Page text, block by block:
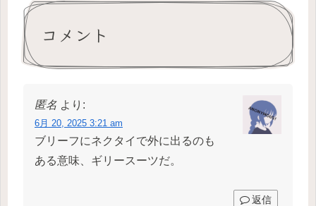
コメント
匿名 より:
6月 20, 2025 3:21 am
ブリーフにネクタイで外に出るのも
ある意味、ギリースーツだ。
返信